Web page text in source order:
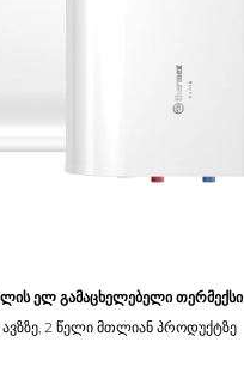
ელ გამაცხელებელი თერმექსი
2 წელი მთლიან პროდუქტზე